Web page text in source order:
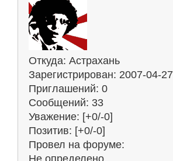
Откуда: Астрахань
Зарегистрирован: 2007-04-27
Приглашений: 0
Сообщений: 33
Уважение: [+0/-0]
Позитив: [+0/-0]
Провел на форуме: